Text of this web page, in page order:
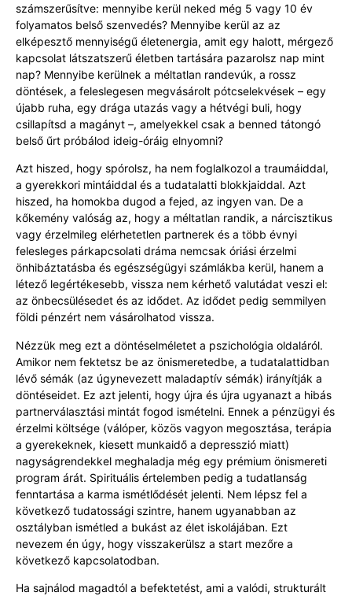
számszerűsítve: mennyibe kerül neked még 5 vagy 10 év
folyamatos belső szenvedés? Mennyibe kerül az az
elképesztő mennyiségű életenergia, amit egy halott, mérgező
kapcsolat látszatszerű életben tartására pazarolsz nap mint
nap? Mennyibe kerülnek a méltatlan randevúk, a rossz
döntések, a feleslegesen megvásárolt pótcselekvések – egy
újabb ruha, egy drága utazás vagy a hétvégi buli, hogy
csillapítsd a magányt –, amelyekkel csak a benned tátongó
belső űrt próbálod ideig-óráig elnyomni?
Azt hiszed, hogy spórolsz, ha nem foglalkozol a traumáiddal,
a gyerekkori mintáiddal és a tudatalatti blokkjaiddal. Azt
hiszed, ha homokba dugod a fejed, az ingyen van. De a
kőkemény valóság az, hogy a méltatlan randik, a nárcisztikus
vagy érzelmileg elérhetetlen partnerek és a több évnyi
felesleges párkapcsolati dráma nemcsak óriási érzelmi
önhibáztatásba és egészségügyi számlákba kerül, hanem a
létező legértékesebb, vissza nem kérhető valutádat veszi el:
az önbecsülésedet és az idődet. Az idődet pedig semmilyen
földi pénzért nem vásárolhatod vissza.
Nézzük meg ezt a döntéselméletet a pszichológia oldaláról.
Amikor nem fektetsz be az önismeretedbe, a tudatalattidban
lévő sémák (az úgynevezett maladaptív sémák) irányítják a
döntéseidet. Ez azt jelenti, hogy újra és újra ugyanazt a hibás
partnerválasztási mintát fogod ismételni. Ennek a pénzügyi és
érzelmi költsége (válóper, közös vagyon megosztása, terápia
a gyerekeknek, kiesett munkaidő a depresszió miatt)
nagyságrendekkel meghaladja még egy prémium önismereti
program árát. Spirituális értelemben pedig a tudatlanság
fenntartása a karma ismétlődését jelenti. Nem lépsz fel a
következő tudatossági szintre, hanem ugyanabban az
osztályban ismétled a bukást az élet iskolájában. Ezt
nevezem én úgy, hogy visszakerülsz a start mezőre a
következő kapcsolatodban.
Ha sajnálod magadtól a befektetést, ami a valódi, strukturált